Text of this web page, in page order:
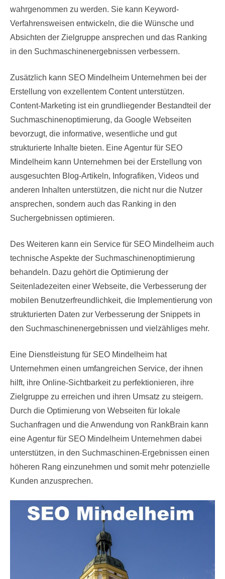
wahrgenommen zu werden. Sie kann Keyword-
Verfahrensweisen entwickeln, die die Wünsche und
Absichten der Zielgruppe ansprechen und das Ranking
in den Suchmaschinenergebnissen verbessern.
Zusätzlich kann SEO Mindelheim Unternehmen bei der
Erstellung von exzellentem Content unterstützen.
Content-Marketing ist ein grundliegender Bestandteil der
Suchmaschinenoptimierung, da Google Webseiten
bevorzugt, die informative, wesentliche und gut
strukturierte Inhalte bieten. Eine Agentur für SEO
Mindelheim kann Unternehmen bei der Erstellung von
ausgesuchten Blog-Artikeln, Infografiken, Videos und
anderen Inhalten unterstützen, die nicht nur die Nutzer
ansprechen, sondern auch das Ranking in den
Suchergebnissen optimieren.
Des Weiteren kann ein Service für SEO Mindelheim auch
technische Aspekte der Suchmaschinenoptimierung
behandeln. Dazu gehört die Optimierung der
Seitenladezeiten einer Webseite, die Verbesserung der
mobilen Benutzerfreundlichkeit, die Implementierung von
strukturierten Daten zur Verbesserung der Snippets in
den Suchmaschinenergebnissen und vielzähliges mehr.
Eine Dienstleistung für SEO Mindelheim hat
Unternehmen einen umfangreichen Service, der ihnen
hilft, ihre Online-Sichtbarkeit zu perfektionieren, ihre
Zielgruppe zu erreichen und ihren Umsatz zu steigern.
Durch die Optimierung von Webseiten für lokale
Suchanfragen und die Anwendung von RankBrain kann
eine Agentur für SEO Mindelheim Unternehmen dabei
unterstützen, in den Suchmaschinen-Ergebnissen einen
höheren Rang einzunehmen und somit mehr potenzielle
Kunden anzusprechen.